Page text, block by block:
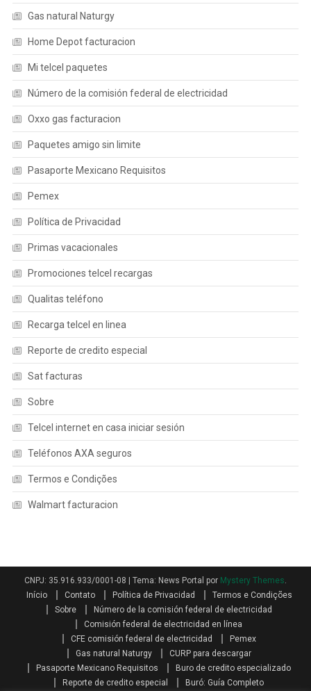
Gas natural Naturgy
Home Depot facturacion
Mi telcel paquetes
Número de la comisión federal de electricidad
Oxxo gas facturacion
Paquetes amigo sin limite
Pasaporte Mexicano Requisitos
Pemex
Política de Privacidad
Primas vacacionales
Promociones telcel recargas
Qualitas teléfono
Recarga telcel en linea
Reporte de credito especial
Sat facturas
Sobre
Telcel internet en casa iniciar sesión
Teléfonos AXA seguros
Termos e Condições
Walmart facturacion
CNPJ: 35.916.933/0001-08 Tema: News Portal por Mystery Themes.
Início
Contato Política de Privacidad
Termos e Condições
Sobre
Número de la comisión federal de electricidad
Comisión federal de electricidad en línea
CFE comisión federal de electricidad
Pemex
Gas natural Naturgy
CURP para descargar
Pasaporte Mexicano Requisitos
Buro de credito especializado
Reporte de credito especial
Buró: Guía Completo